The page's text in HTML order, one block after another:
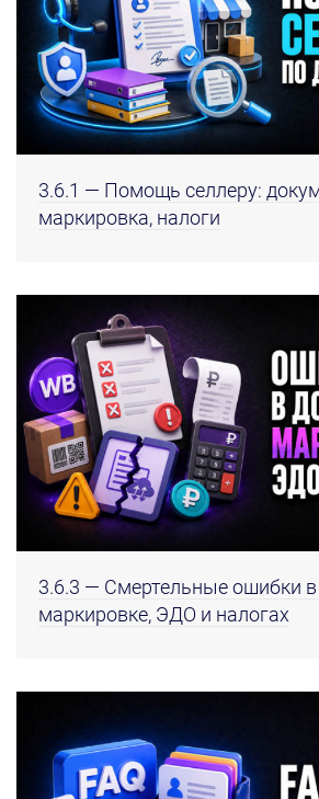
3.6.1 — Помощь селлеру:
маркировка, налоги
3.6.3 — Смертельные ошибки в
маркировке, ЭДО и налогах